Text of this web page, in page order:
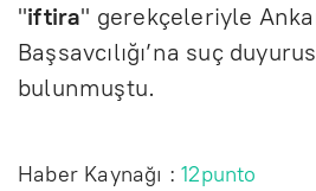
"iftira" gerekçeleriyle
Başsavcılığı’na suç
bulunmuştu.
Haber Kaynağı :12punto